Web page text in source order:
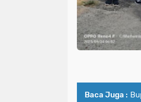
Baca Juga :